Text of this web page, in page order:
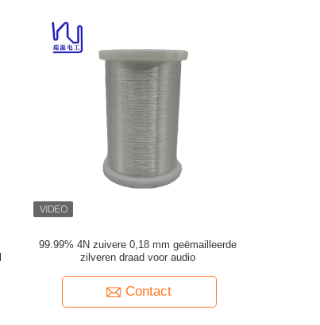
99.99% 4N zuivere 0,18 mm geëmailleerde
zilveren draad voor audio
Contact